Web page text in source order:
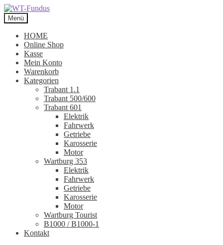
Zur
Navigation
springen
Zum
Inhalt
springen
Menü
HOME
Online Shop
Kasse
Mein Konto
Warenkorb
Kategorien
Trabant 1.1
Trabant 500/600
Trabant 601
Elektrik
Fahrwerk
Getriebe
Karosserie
Motor
Wartburg 353
Elektrik
Fahrwerk
Getriebe
Karosserie
Motor
Wartburg Tourist
B1000 / B1000-1
Kontakt